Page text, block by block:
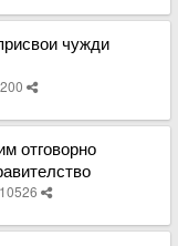
чужди
отговорно
10526